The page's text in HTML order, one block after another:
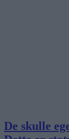
De skulle